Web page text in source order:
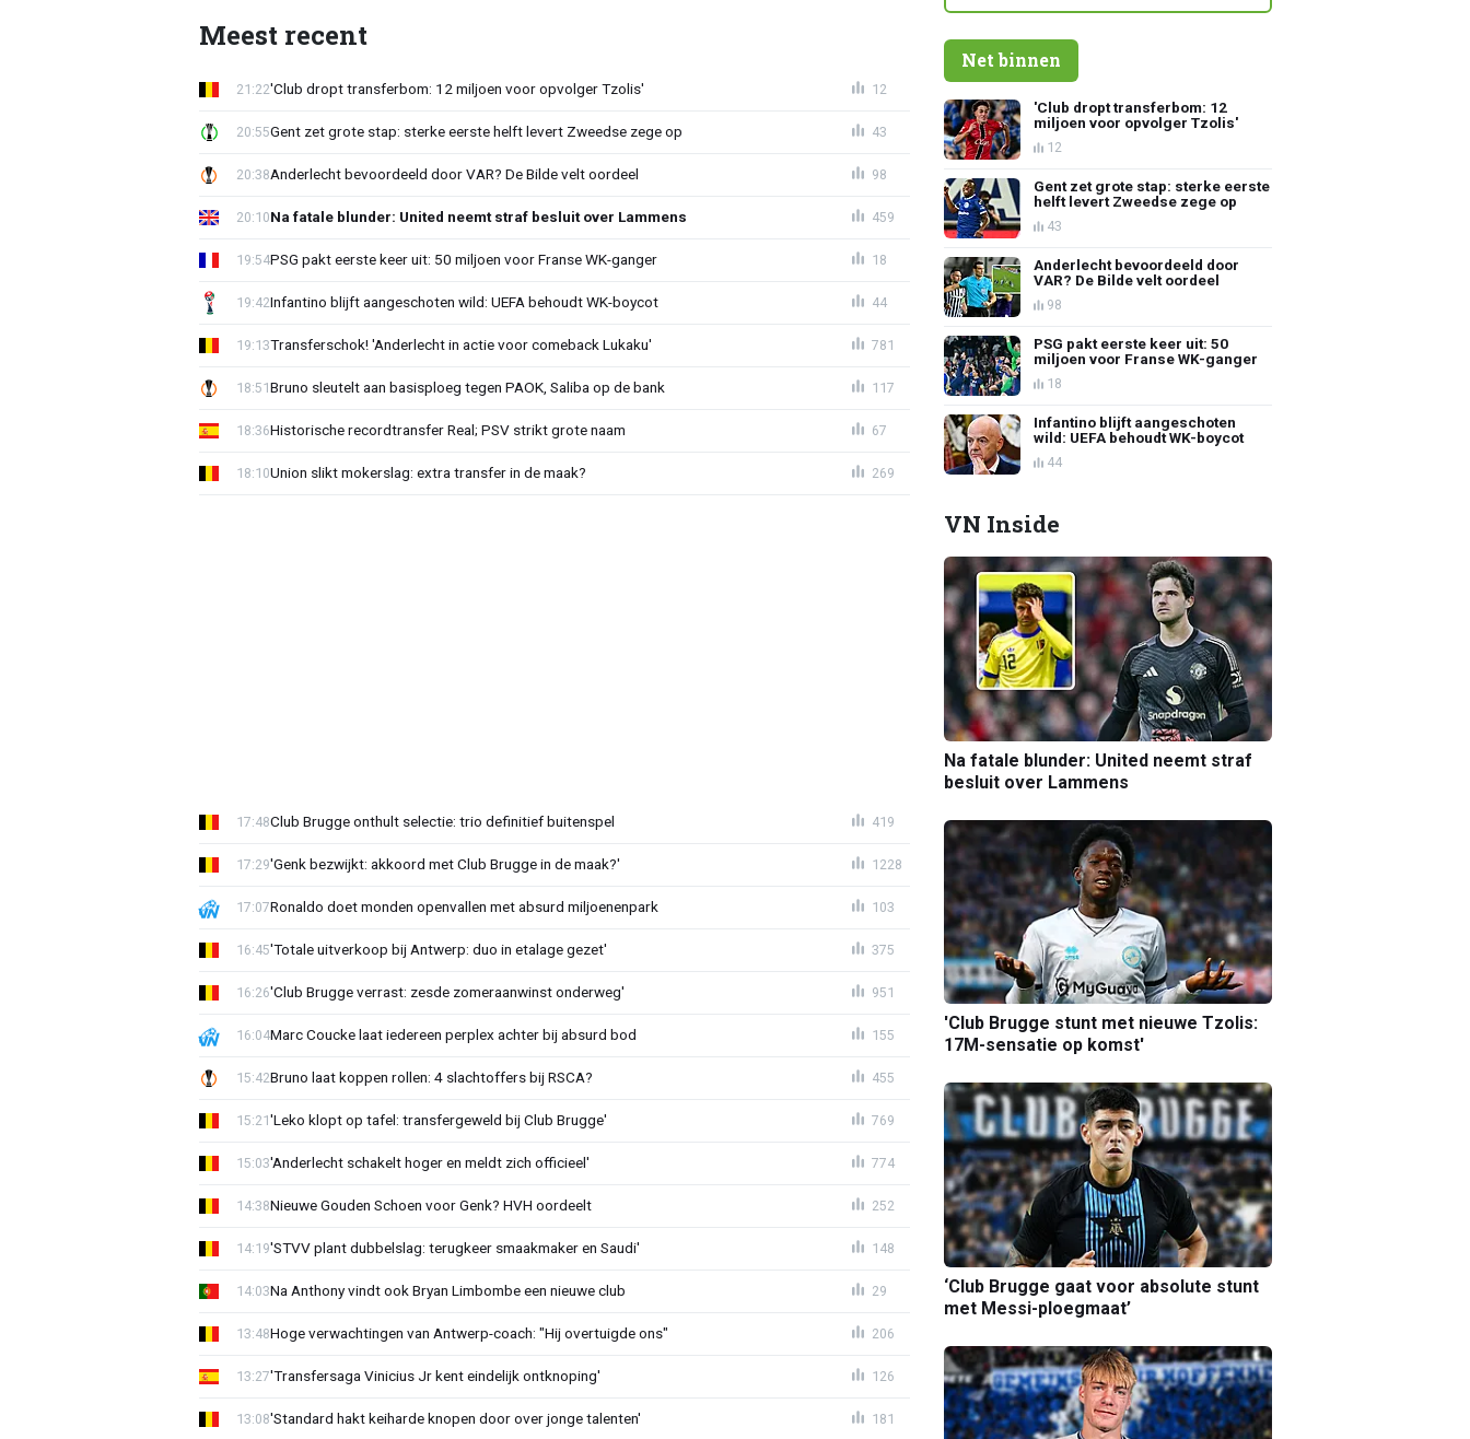
Meest recent
'Club dropt transferbom: 12 miljoen voor opvolger Tzolis'
21:22 12
Gent zet grote stap: sterke eerste helft levert Zweedse zege op
20:55 43
Anderlecht bevoordeeld door VAR? De Bilde velt oordeel
20:38 98
Na fatale blunder: United neemt straf besluit over Lammens
20:10 459
PSG pakt eerste keer uit: 50 miljoen voor Franse WK-ganger
19:54 18
Infantino blijft aangeschoten wild: UEFA behoudt WK-boycot
19:42 44
Transferschok! 'Anderlecht in actie voor comeback Lukaku'
19:13 781
Bruno sleutelt aan basisploeg tegen PAOK, Saliba op de bank
18:51 117
Historische recordtransfer Real; PSV strikt grote naam
18:36 67
Union slikt mokerslag: extra transfer in de maak?
18:10 269
Club Brugge onthult selectie: trio definitief buitenspel
17:48 419
'Genk bezwijkt: akkoord met Club Brugge in de maak?'
17:29 1228
Ronaldo doet monden openvallen met absurd miljoenenpark
17:07 103
'Totale uitverkoop bij Antwerp: duo in etalage gezet'
16:45 375
'Club Brugge verrast: zesde zomeraanwinst onderweg'
16:26 951
Marc Coucke laat iedereen perplex achter bij absurd bod
16:04 155
Bruno laat koppen rollen: 4 slachtoffers bij RSCA?
15:42 455
'Leko klopt op tafel: transfergeweld bij Club Brugge'
15:21 769
'Anderlecht schakelt hoger en meldt zich officieel'
15:03 774
Nieuwe Gouden Schoen voor Genk? HVH oordeelt
14:38 252
'STVV plant dubbelslag: terugkeer smaakmaker en Saudi'
14:19 148
Na Anthony vindt ook Bryan Limbombe een nieuwe club
14:03 29
Hoge verwachtingen van Antwerp-coach: "Hij overtuigde ons"
13:48 206
'Transfersaga Vinicius Jr kent eindelijk ontknoping'
13:27 126
'Standard hakt keiharde knopen door over jonge talenten'
13:08 181
Net binnen
'Club dropt transferbom: 12
miljoen voor opvolger Tzolis'
12
Gent zet grote stap: sterke eerste
helft levert Zweedse zege op
43
Anderlecht bevoordeeld door
VAR? De Bilde velt oordeel
98
PSG pakt eerste keer uit: 50
miljoen voor Franse WK-ganger
18
Infantino blijft aangeschoten
wild: UEFA behoudt WK-boycot
44
VN Inside
Na fatale blunder: United neemt straf
besluit over Lammens
'Club Brugge stunt met nieuwe Tzolis:
17M-sensatie op komst'
‘Club Brugge gaat voor absolute stunt
met Messi-ploegmaat’